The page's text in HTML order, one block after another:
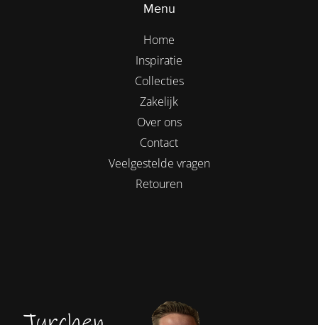
Menu
Home
Inspiratie
Collecties
Zakelijk
Over ons
Contact
Veelgestelde vragen
Retouren